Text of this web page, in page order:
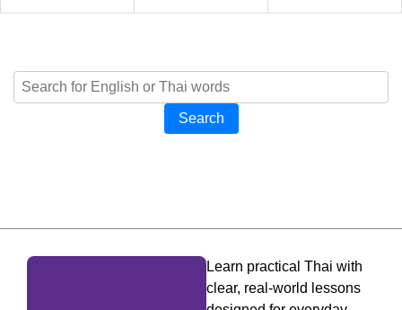
Search
Learn practical Thai with
clear, real-world lessons